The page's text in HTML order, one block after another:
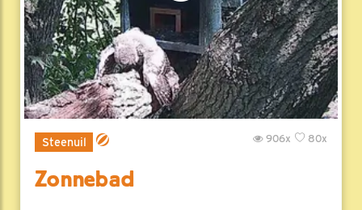
Steenuil 80x
906x
Zonnebad